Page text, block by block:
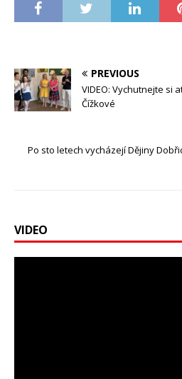
PREVIOUS
VIDEO: Vychutnejte si
Čížkové
Po sto letech vycházejí Dějiny
VIDEO